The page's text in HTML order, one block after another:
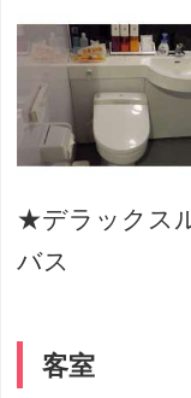
★デラックス
バス
客室